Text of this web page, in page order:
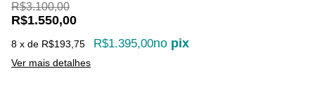
R$3.100,00
R$1.550,00
8 x de R$193,75 R$1.395,00no pix
Ver mais detalhes